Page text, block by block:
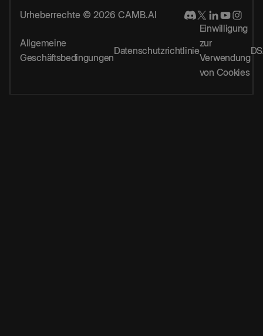
Urheberrechte © 2026 CAMB.AI
Allgemeine
Geschäftsbedingungen
Datenschutzrichtlinie
Einwilligung
zur
Verwendung
von Cookies